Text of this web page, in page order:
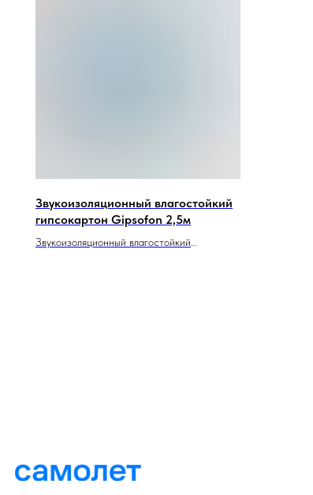
Звукоизоляционный влагостойкий
гипсокартон Gipsofon 2,5м
Звукоизоляционный влагостойкий